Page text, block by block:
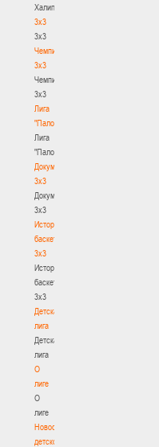
Халипского"
3x3
3x3
Чемпионат
3х3
Чемпионат
3х3
Лига
"Палова"
Лига
"Палова"
Документы
3х3
Документы
3х3
История
баскетбола
3х3
История
баскетбола
3х3
Детская
лига
Детская
лига
О
лиге
О
лиге
Новости
детской